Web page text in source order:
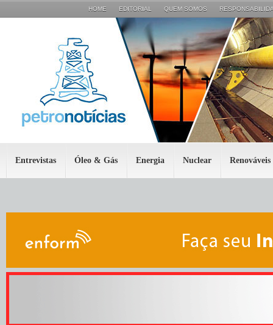
HOME EDITORIAL QUEM SOMOS
Entrevistas Óleo & Gás Energia Nuclear Renováveis